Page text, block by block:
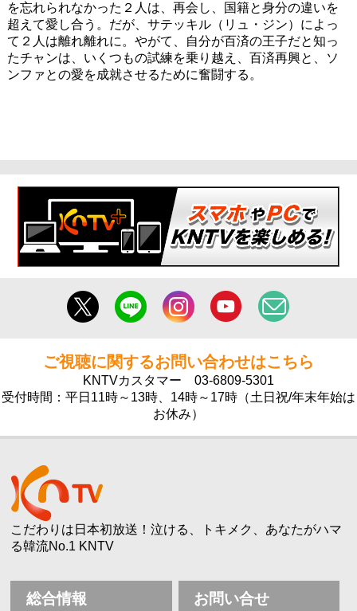
を忘れられなかった２人は、再会し、国籍と身分の違いを
超えて愛し合う。だが、サテッキル（リュ・ジン）によっ
て２人は離れ離れに。やがて、自分が百済の王子だと知っ
たチャンは、いくつもの試練を乗り越え、百済再興と、ソ
ンファとの愛を成就させるために奮闘する。
ご視聴に関するお問い合わせはこちら
KNTVカスタマー 03-6809-5301
受付時間：平日11時～13時、14時～17時（土日祝/年末年始は
お休み）
こだわりは日本初放送！泣ける、トキメク、あなたがハマ
る韓流No.1 KNTV
総合情報 お問い合せ